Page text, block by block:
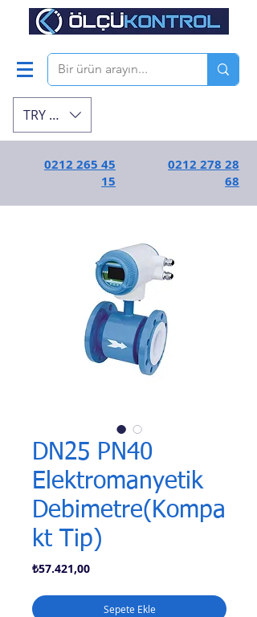
TRY (₺)
0212 265 45
15
0212 278 28
68
DN25 PN40
Elektromanyetik
Debimetre(Kompa
kt Tip)
₺57.421,00Fiyat
Sepete Ekle